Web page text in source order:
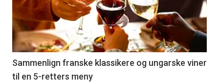
nå
-
5
Sammenlign franske klassikere og ungarske viner
til en 5-retters meny